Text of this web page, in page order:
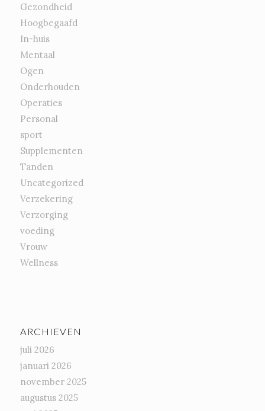
Gezondheid
Hoogbegaafd
In-huis
Mentaal
Ogen
Onderhouden
Operaties
Personal
sport
Supplementen
Tanden
Uncategorized
Verzekering
Verzorging
voeding
Vrouw
Wellness
ARCHIEVEN
juli 2026
januari 2026
november 2025
augustus 2025